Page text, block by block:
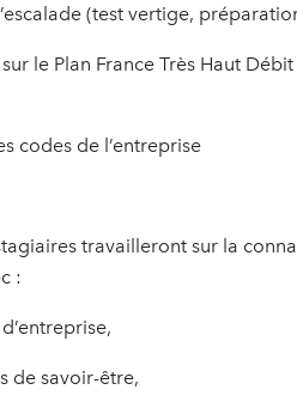
(test vertige,
le Plan France Très Haut Débit
codes de l’entreprise
travailleront sur la
:
de savoir-être,